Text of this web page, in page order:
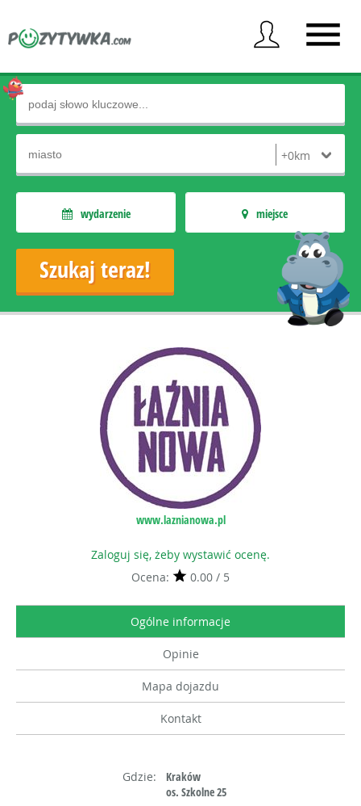
wydarzenie miejsce
www.laznianowa.pl
Zaloguj się, żeby wystawić ocenę.
Ocena:
0.00 / 5
Ogólne informacje
Opinie
Mapa dojazdu
Kontakt
Gdzie:
Kraków
os. Szkolne 25